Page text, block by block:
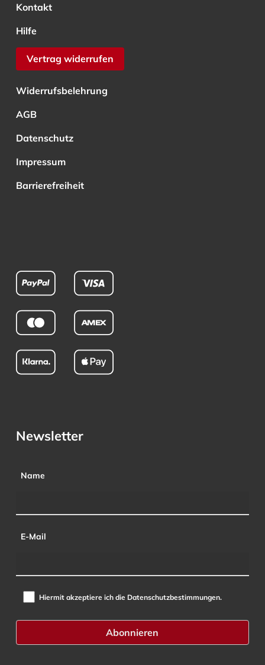
Kontakt
Hilfe
Vertrag widerrufen
Widerrufsbelehrung
AGB
Datenschutz
Impressum
Barrierefreiheit
Newsletter
Name
E-Mail
Hiermit akzeptiere ich die Datenschutzbestimmungen.